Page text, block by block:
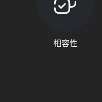
相容性